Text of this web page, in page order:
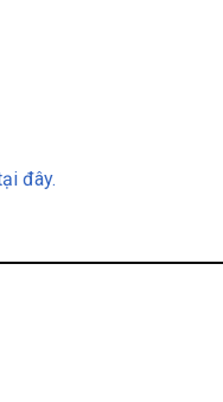
đây.